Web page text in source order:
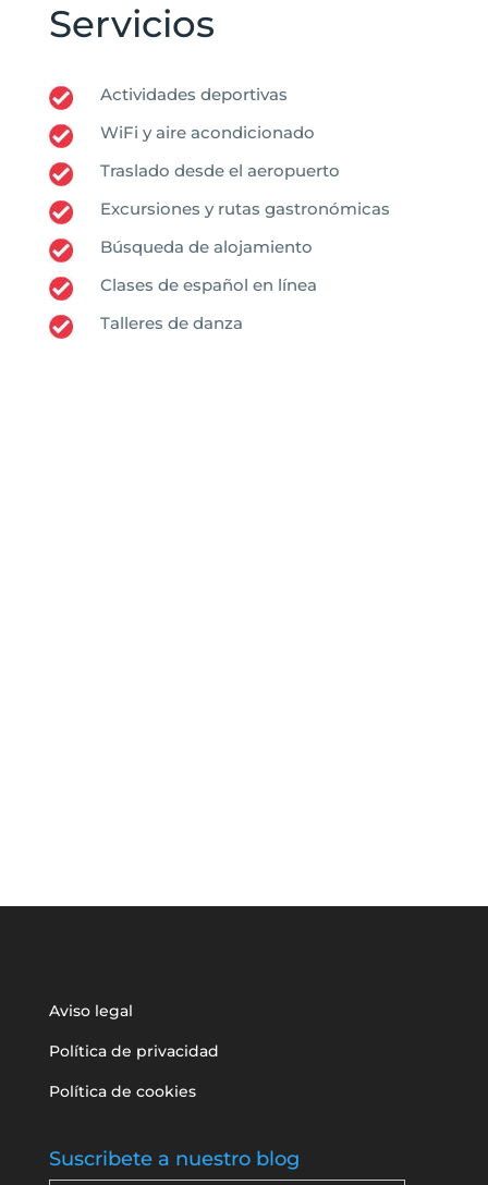
Servicios
Actividades deportivas
WiFi y aire acondicionado
Traslado desde el aeropuerto
Excursiones y rutas gastronómicas
Búsqueda de alojamiento
Clases de español en línea
Talleres de danza
Aviso legal
Política de privacidad
Política de cookies
Suscribete a nuestro blog